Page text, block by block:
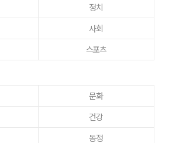
정치
사회
스포츠
문화
건강
동정